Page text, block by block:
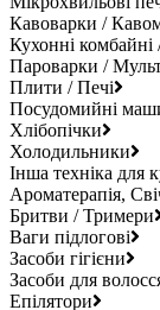
Кавоварки /
Кухонні комбайні
Пароварки /
Плити / Печі
Посудомийні
Хлібопічки
Холодильники
Інша техніка для
Ароматерапія,
Бритви / Тримери
Ваги підлогові
Засоби гігієни
Засоби для
Епілятори